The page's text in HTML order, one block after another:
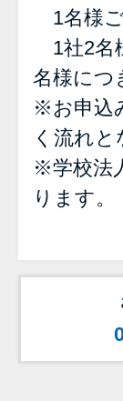
1名様ご
1社2名
名様につ
※お申込
く流れと
※学校法
ります。